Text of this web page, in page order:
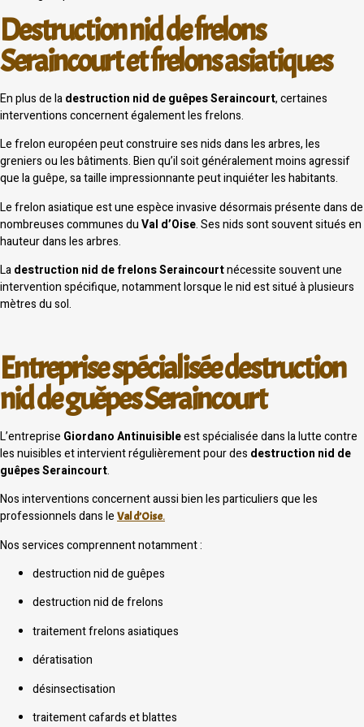
Destruction nid de frelons
Seraincourt et frelons asiatiques
En plus de ladestruction nid de guêpes Seraincourt, certaines
interventions concernent également les frelons.
Le frelon européen peut construire ses nids dans les arbres, les
greniers ou les bâtiments. Bien qu’il soit généralement moins agressif
que la guêpe, sa taille impressionnante peut inquiéter les habitants.
Le frelon asiatique est une espèce invasive désormais présente dans de
nombreuses communes duVal d’Oise. Ses nids sont souvent situés en
hauteur dans les arbres.
Ladestruction nid de frelons Seraincourtnécessite souvent une
intervention spécifique, notamment lorsque le nid est situé à plusieurs
mètres du sol.
Entreprise spécialisée destruction
nid de guêpes Seraincourt
L’entreprise Giordano Antinuisibleest spécialisée dans la lutte contre
les nuisibles et intervient régulièrement pour des destruction nid de
guêpes Seraincourt.
Nos interventions concernent aussi bien les particuliers que les
professionnels dans le Val d’Oise.
Nos services comprennent notamment :
destruction nid de guêpes
destruction nid de frelons
traitement frelons asiatiques
dératisation
désinsectisation
traitement cafards et blattes